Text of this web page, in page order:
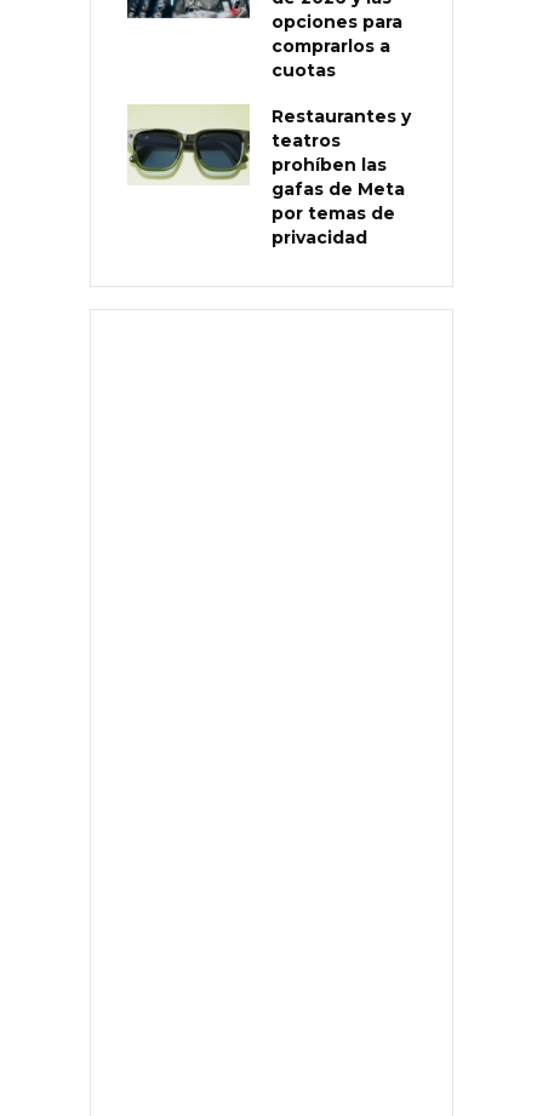
opciones para
comprarlos a
cuotas
Restaurantes y
teatros
prohíben las
gafas de Meta
por temas de
privacidad